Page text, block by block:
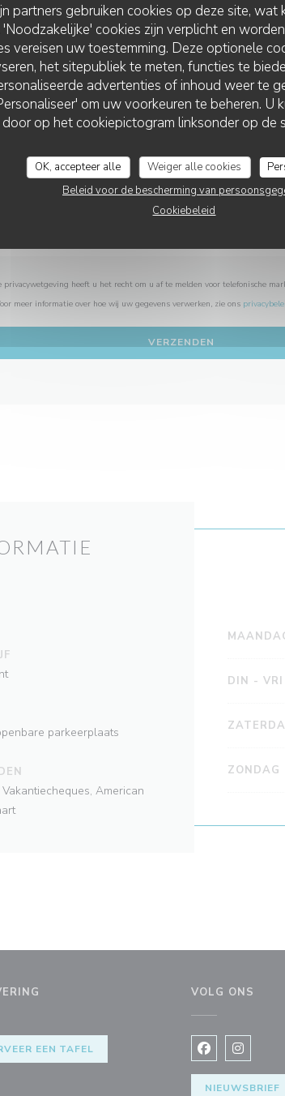
partners gebruiken cookies op deze site,
cookies zijn verplicht en
vereisen uw toestemming. Deze optionele
het sitepubliek te meten, functies te
advertenties of inhoud weer te
om uw voorkeuren te beheren. U
op het cookiepictogram linksonder op de
OK, accepteer alle Weiger alle cookies
Beleid voor de bescherming van
Cookiebeleid
Wilt u contact met ons opnemen?
Vul het onderstaande formulier in!
privacywetgeving heeft u het recht om u af te melden voor telefonische
meer informatie over hoe wij uw gegevens verwerken, zie ons
parkeerplaats
American
DIN -VRI
ZONDAG
EEN TAFEL
VOLG ONS
Facebook
NIEUWSBRIEF
LA TABLE DE LA VILLA